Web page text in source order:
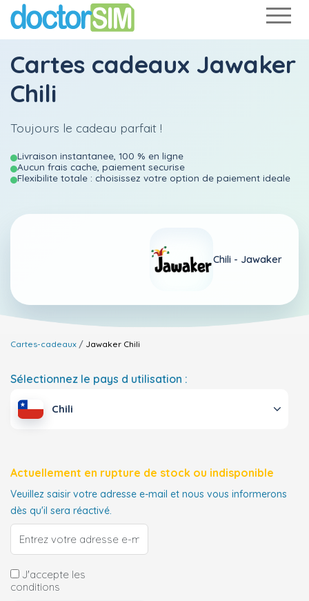
Cartes cadeaux Jawaker
Chili
Toujours le cadeau parfait !
Livraison instantanee, 100 % en ligne
Aucun frais cache, paiement securise
Flexibilite totale : choisissez votre option de paiement ideale
Chili - Jawaker
Cartes-cadeaux Jawaker Chili
Sélectionnez le pays d utilisation :
Chili
Actuellement en rupture de stock ou indisponible
Veuillez saisir votre adresse e-mail et nous vous informerons
dès qu'il sera réactivé.
J'accepte les
conditions